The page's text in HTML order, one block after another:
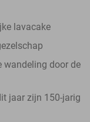
lavacake
wandeling door de
jaar zijn 150-jarig